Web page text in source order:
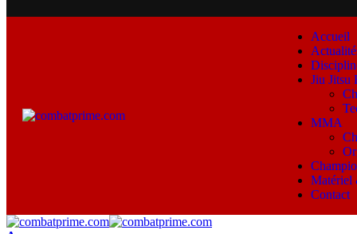
Accueil
Jiu Jitsu
MMA
Matériel
Contact